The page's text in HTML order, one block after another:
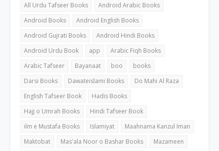
All Urdu Tafseer Books
Android Arabic Books
Android Books
Android English Books
Android Gujrati Books
Android Hindi Books
Android Urdu Book
app
Arabic Fiqh Books
Arabic Tafseer
Bayanaat boo
books
Darsi Books
Dawateislami Books
Do Mahi Al Raza
English Tafseer Book
Hadis Books
Hajj o Umrah Books
Hindi Tafseer Book
ilm e Mustafa Books
Islamiyat
Maahnama Kanzul Iman
Maktobat
Mas'ala Noor o Bashar Books
Mazameen